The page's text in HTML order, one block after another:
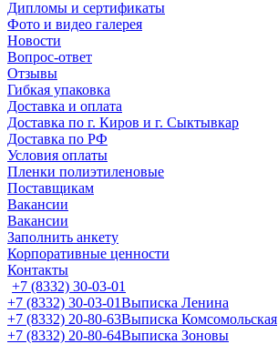
Дипломы и сертификаты
Фото и видео галерея
Новости
Вопрос-ответ
Отзывы
Гибкая упаковка
Доставка и оплата
Доставка по г. Киров и г. Сыктывкар
Доставка по РФ
Условия оплаты
Пленки полиэтиленовые
Поставщикам
Вакансии
Вакансии
Заполнить анкету
Корпоративные ценности
Контакты
+7 (8332) 30-03-01
+7 (8332) 30-03-01Выписка Ленина
+7 (8332) 20-80-63Выписка Комсомольская
+7 (8332) 20-80-64Выписка Зоновы